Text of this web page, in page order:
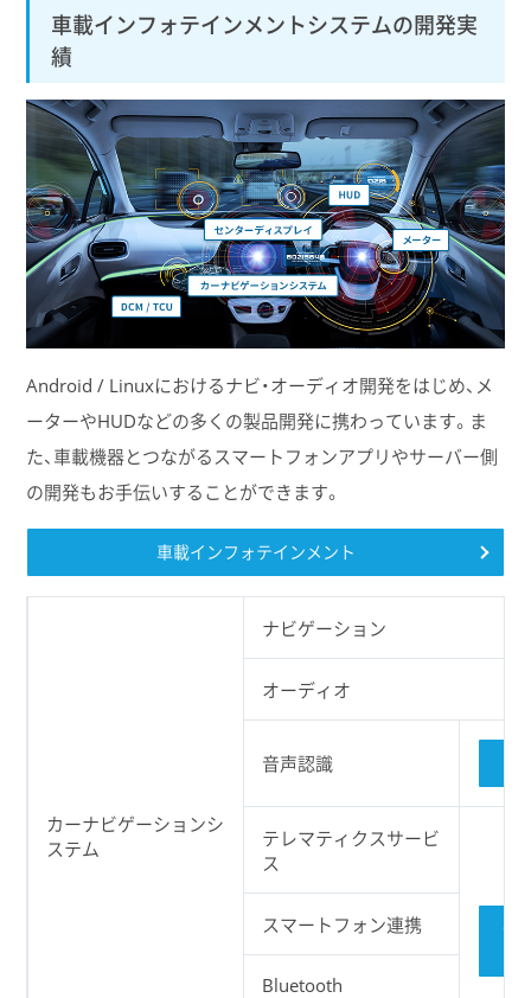
車載インフォテインメントシステムの開発実
績
Android / Linuxにおけるナビ・オーディオ開発をはじめ、メ
ーターやHUDなどの多くの製品開発に携わっています。ま
た、車載機器とつながるスマートフォンアプリやサーバー側
の開発もお手伝いすることができます。
車載インフォテインメント
カーナビゲーションシ
ステム
ナビゲーション
オーディオ
音声認識
テレマティクスサービ
ス
スマートフォン連携
Bluetooth